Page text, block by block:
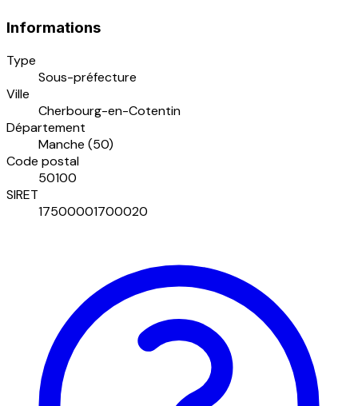
Informations
Type
Sous-préfecture
Ville
Cherbourg-en-Cotentin
Département
Manche (50)
Code postal
50100
SIRET
17500001700020